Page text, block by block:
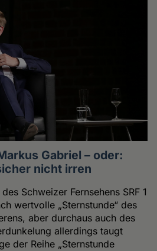
Gabriel – oder:
nicht irren
Schweizer Fernsehens SRF 1
wertvolle „Sternstunde“ des
aber durchaus auch des
allerdings taugt
der Reihe „Sternstunde